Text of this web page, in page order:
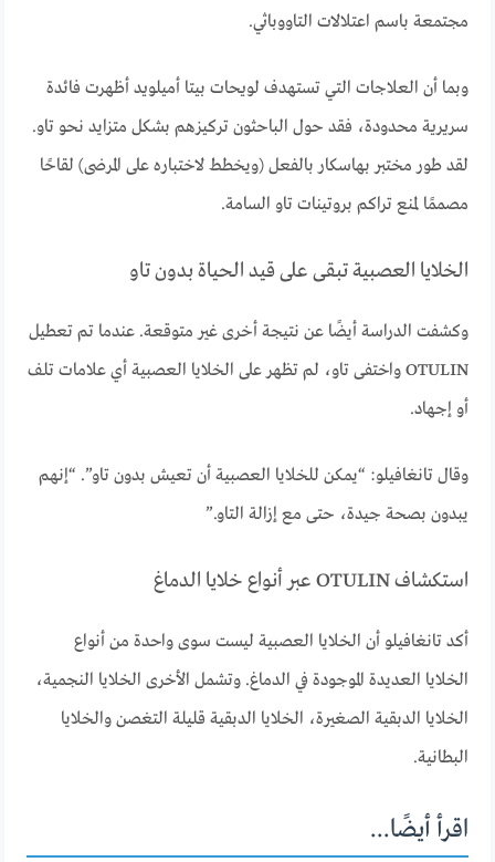
مجتمعة باسم اعتلالات التاووباثي.
وبما أن العلاجات التي تستهدف لويحات بيتا أميلويد أظهرت فائدة
سريرية محدودة، فقد حول الباحثون تركيزهم بشكل متزايد نحو تاو.
لقد طور مختبر بهاسكار بالفعل (ويخطط لاختباره على المرضى) لقاحًا
مصممًا لمنع تراكم بروتينات تاو السامة.
الخلايا العصبية تبقى على قيد الحياة بدون تاو
وكشفت الدراسة أيضًا عن نتيجة أخرى غير متوقعة. عندما تم تعطيل
OTULIN واختفى تاو، لم تظهر على الخلايا العصبية أي علامات تلف
أو إجهاد.
وقال تانغافيلو: “يمكن للخلايا العصبية أن تعيش بدون تاو”. “إنهم
يبدون بصحة جيدة، حتى مع إزالة التاو.”
استكشاف OTULIN عبر أنواع خلايا الدماغ
أكد تانغافيلو أن الخلايا العصبية ليست سوى واحدة من أنواع
الخلايا العديدة الموجودة في الدماغ. وتشمل الأخرى الخلايا النجمية،
الخلايا الدبقية الصغيرة، الخلايا الدبقية قليلة التغصن والخلايا
البطانية.
اقرأ أيضًا...